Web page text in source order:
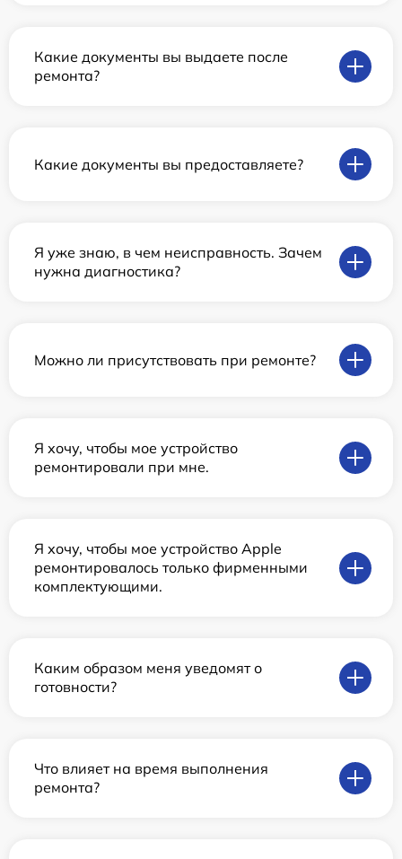
Какие документы вы выдаете после
ремонта?
Какие документы вы предоставляете?
Я уже знаю, в чем неисправность. Зачем
нужна диагностика?
Можно ли присутствовать при ремонте?
Я хочу, чтобы мое устройство
ремонтировали при мне.
Я хочу, чтобы мое устройство Apple
ремонтировалось только фирменными
комплектующими.
Каким образом меня уведомят о
готовности?
Что влияет на время выполнения
ремонта?